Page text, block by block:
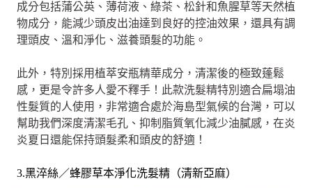
成分包括蒲公英、薄荷液、綠茶、松針和魚腥草等天然植
物成分，能減少頭皮出油達到良好的控油效果，還具有調
理頭皮、溫和淨化、滋養頭髮的功能。
此外，特別採用植萃安瓶精華成分，清潔後的極致蓬鬆
感，更是令許多人愛不釋手！此款洗髮精特別適合扁塌油
性髮質的人使用，非常適合處於海島型氣候的台灣，可以
幫助我們深度清潔毛孔、抑制脂質氧化減少油膩感，在炎
炎夏日還能保持頭髮柔和頭皮的舒適！
3.黑淬絲／蜂膠草本淨化洗髮精（清新亞麻）